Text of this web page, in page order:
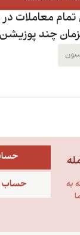
معاملات در
چند پوزیشن
به
حساب